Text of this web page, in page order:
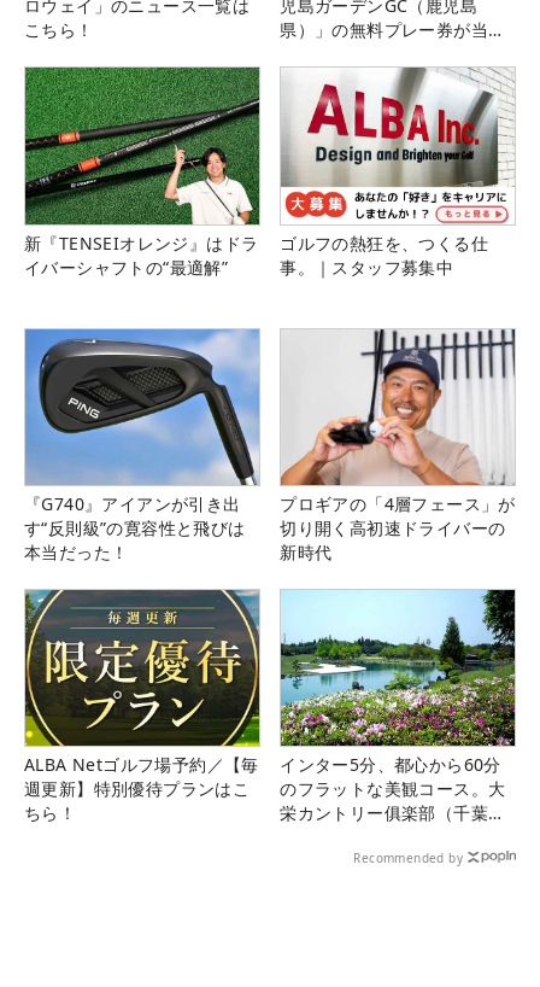
ロウェイ」のニュース一覧は
こちら！
児島ガーデンGC（鹿児島
県）」の無料プレー券が当た
新『TENSEIオレンジ』はドラ
イバーシャフトの“最適解”
ゴルフの熱狂を、つくる仕
事。｜スタッフ募集中
『G740』アイアンが引き出
す“反則級”の寛容性と飛びは
本当だった！
プロギアの「4層フェース」が
切り開く高初速ドライバーの
新時代
ALBA Netゴルフ場予約／【毎
週更新】特別優待プランはこ
ちら！
インター5分、都心から60分
のフラットな美観コース。大
栄カントリー俱楽部（千葉
Recommended by